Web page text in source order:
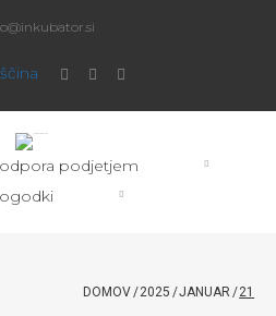
podjetjem
DOMOV/2025 /JANUAR /21